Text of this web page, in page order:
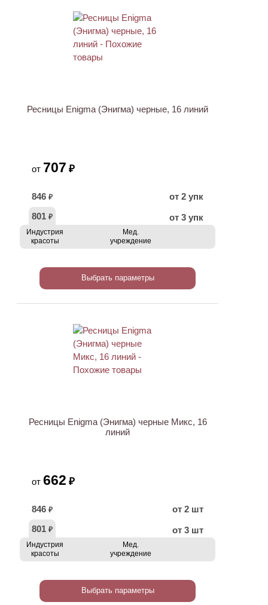
Ресницы Enigma (Энигма) черные, 16 линий
от 707 ₽
846 ₽
от 2 упк
801 ₽ от 3 упк
Индустрия
красоты
Мед.
учреждение
Выбрать параметры
Ресницы Enigma (Энигма) черные Микс, 16
линий
от 662 ₽
846 ₽
от 2 шт
801 ₽ от 3 шт
Индустрия
красоты
Мед.
учреждение
Выбрать параметры